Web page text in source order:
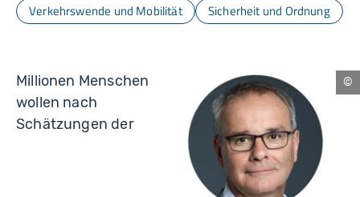
Verkehrswende und Mobilität Sicherheit und Ordnung
Millionen Menschen
wollen nach
Schätzungen der